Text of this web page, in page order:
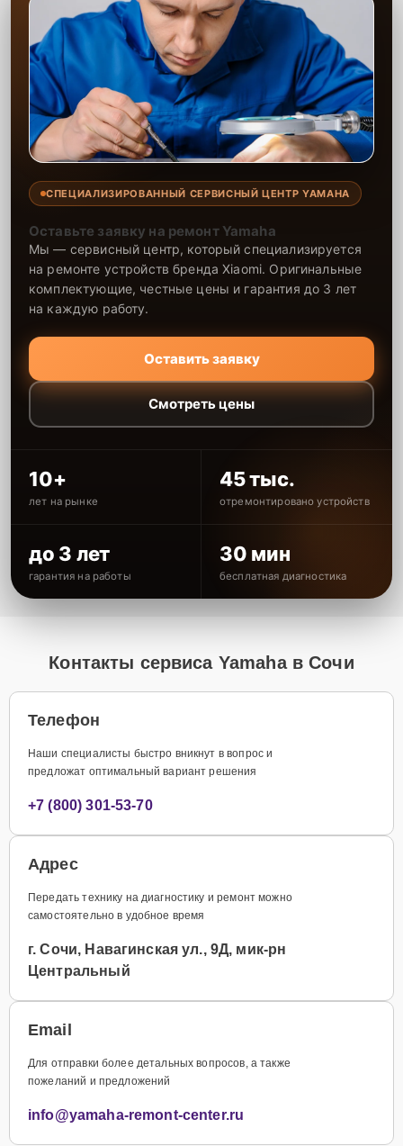
СПЕЦИАЛИЗИРОВАННЫЙ СЕРВИСНЫЙ ЦЕНТР YAMAHA
Оставьте заявку на ремонт Yamaha
Мы — сервисный центр, который специализируется
на ремонте устройств бренда Xiaomi. Оригинальные
комплектующие, честные цены и гарантия до 3 лет
на каждую работу.
Оставить заявку
Смотреть цены
10+
лет на рынке
45 тыс.
отремонтировано устройств
до 3 лет
гарантия на работы
30 мин
бесплатная диагностика
Контакты сервиса Yamaha в Сочи
Телефон
Наши специалисты быстро вникнут в вопрос и
предложат оптимальный вариант решения
+7 (800) 301-53-70
Адрес
Передать технику на диагностику и ремонт можно
самостоятельно в удобное время
г. Сочи, Навагинская ул., 9Д, мик-рн
Центральный
Email
Для отправки более детальных вопросов, а также
пожеланий и предложений
info@yamaha-remont-center.ru